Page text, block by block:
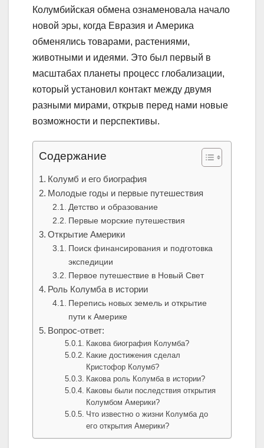
Колумбийская обмена ознаменовала начало
новой эры, когда Евразия и Америка
обменялись товарами, растениями,
животными и идеями. Это был первый в
масштабах планеты процесс глобализации,
который установил контакт между двумя
разными мирами, открыв перед нами новые
возможности и перспективы.
Содержание
Колумб и его биография
Молодые годы и первые путешествия
Детство и образование
Первые морские путешествия
Открытие Америки
Поиск финансирования и подготовка
экспедиции
Первое путешествие в Новый Свет
Роль Колумба в истории
Перепись новых земель и открытие
пути к Америке
Вопрос-ответ:
Какова биография Колумба?
Какие достижения сделал
Кристофор Колумб?
Какова роль Колумба в истории?
Каковы были последствия открытия
Колумбом Америки?
Что известно о жизни Колумба до
его открытия Америки?